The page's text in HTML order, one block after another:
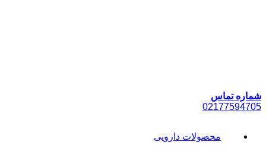
شماره تماس
02177594705
محصولات دارویی